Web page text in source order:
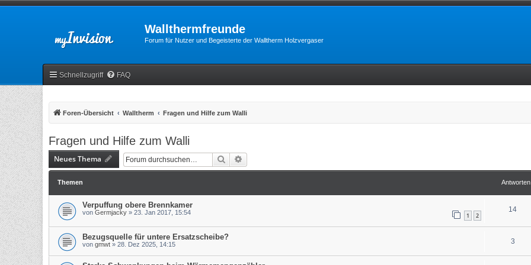
Wallthermfreunde
Forum für Nutzer und Begeisterte der Walltherm Holzvergaser
Schnellzugriff FAQ
Foren-Übersicht Walltherm Fragen und Hilfe zum Walli
Fragen und Hilfe zum Walli
Neues Thema Suche
Themen Antworten
Verpuffung obere Brennkamer
von Germjacky » 23. Jan 2017, 15:54 1 2
14
Bezugsquelle für untere Ersatzscheibe?
von gmwt » 28. Dez 2025, 14:15 3